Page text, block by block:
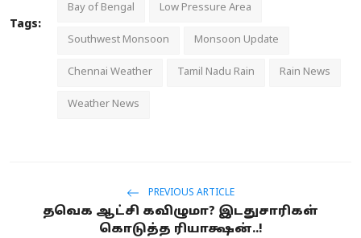
Tags:
Bay of Bengal Low Pressure Area
Southwest Monsoon Monsoon Update
Chennai Weather Tamil Nadu Rain Rain News
Weather News
PREVIOUS ARTICLE
தவெக ஆட்சி கவிழுமா? இடதுசாரிகள்
கொடுத்த ரியாக்ஷன்..!